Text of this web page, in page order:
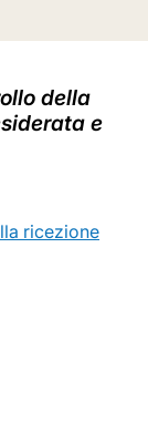
della
e
ricezione